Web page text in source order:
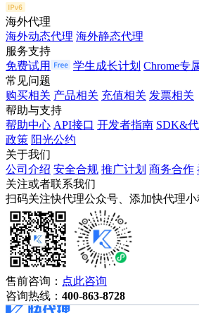
海外代理
海外动态代理 海外静态代理
服务支持
免费试用
学生成长计划 Chrome专
常见问题
购买相关 产品相关 充值相关 发票相关
帮助与支持
帮助中心 API接口 开发者指南 SDK&
政策 阳光公约
关于我们
公司介绍 安全合规 推广计划 商务合作
关注或者联系我们
扫码关注快代理公众号、添加快代理
售前咨询： 点此咨询
咨询热线： 400-863-8728